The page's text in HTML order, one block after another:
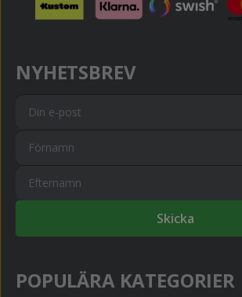
NYHETSBREV
Skicka
POPULÄRA KATEGORIER